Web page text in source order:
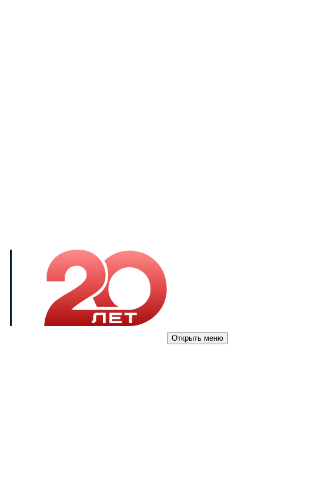
Открыть меню